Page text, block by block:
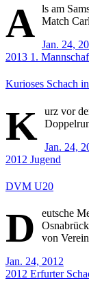
A ls am
Match
Jan. 24,
2013 1.
Kurioses Schach
K urz vor
Jan. 24,
2012 Jugend
DVM U20
D
eutsche
von
Jan. 24, 2012
2012 Erfurter